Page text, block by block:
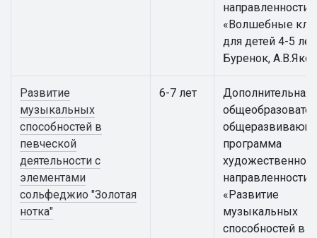
направленности
«Волшебные
для детей 4-5
Буренок,
Развитие
музыкальных
способностей в
певческой
деятельности с
элементами
сольфеджио "Золотая
нотка"
6-7 лет
Дополнительная
программа
художественной
направленности
«Развитие
музыкальных
способностей в